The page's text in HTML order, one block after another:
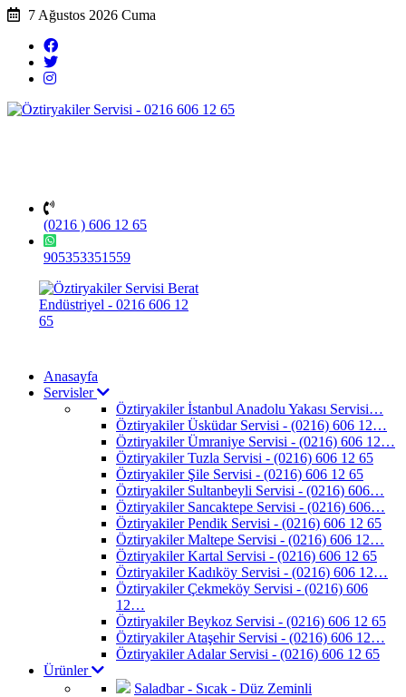
7 Ağustos 2026 Cuma
(0216 ) 606 12 65
905353351559
Anasayfa
Servisler
Öztiryakiler İstanbul Anadolu Yakası Servisi…
Öztiryakiler Üsküdar Servisi - (0216) 606 12…
Öztiryakiler Ümraniye Servisi - (0216) 606 12…
Öztiryakiler Tuzla Servisi - (0216) 606 12 65
Öztiryakiler Şile Servisi - (0216) 606 12 65
Öztiryakiler Sultanbeyli Servisi - (0216) 606…
Öztiryakiler Sancaktepe Servisi - (0216) 606…
Öztiryakiler Pendik Servisi - (0216) 606 12 65
Öztiryakiler Maltepe Servisi - (0216) 606 12…
Öztiryakiler Kartal Servisi - (0216) 606 12 65
Öztiryakiler Kadıköy Servisi - (0216) 606 12…
Öztiryakiler Çekmeköy Servisi - (0216) 606
12…
Öztiryakiler Beykoz Servisi - (0216) 606 12 65
Öztiryakiler Ataşehir Servisi - (0216) 606 12…
Öztiryakiler Adalar Servisi - (0216) 606 12 65
Ürünler
Saladbar - Sıcak - Düz Zeminli